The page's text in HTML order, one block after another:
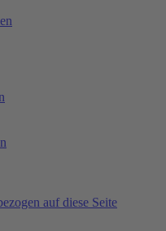
auf diese Seite